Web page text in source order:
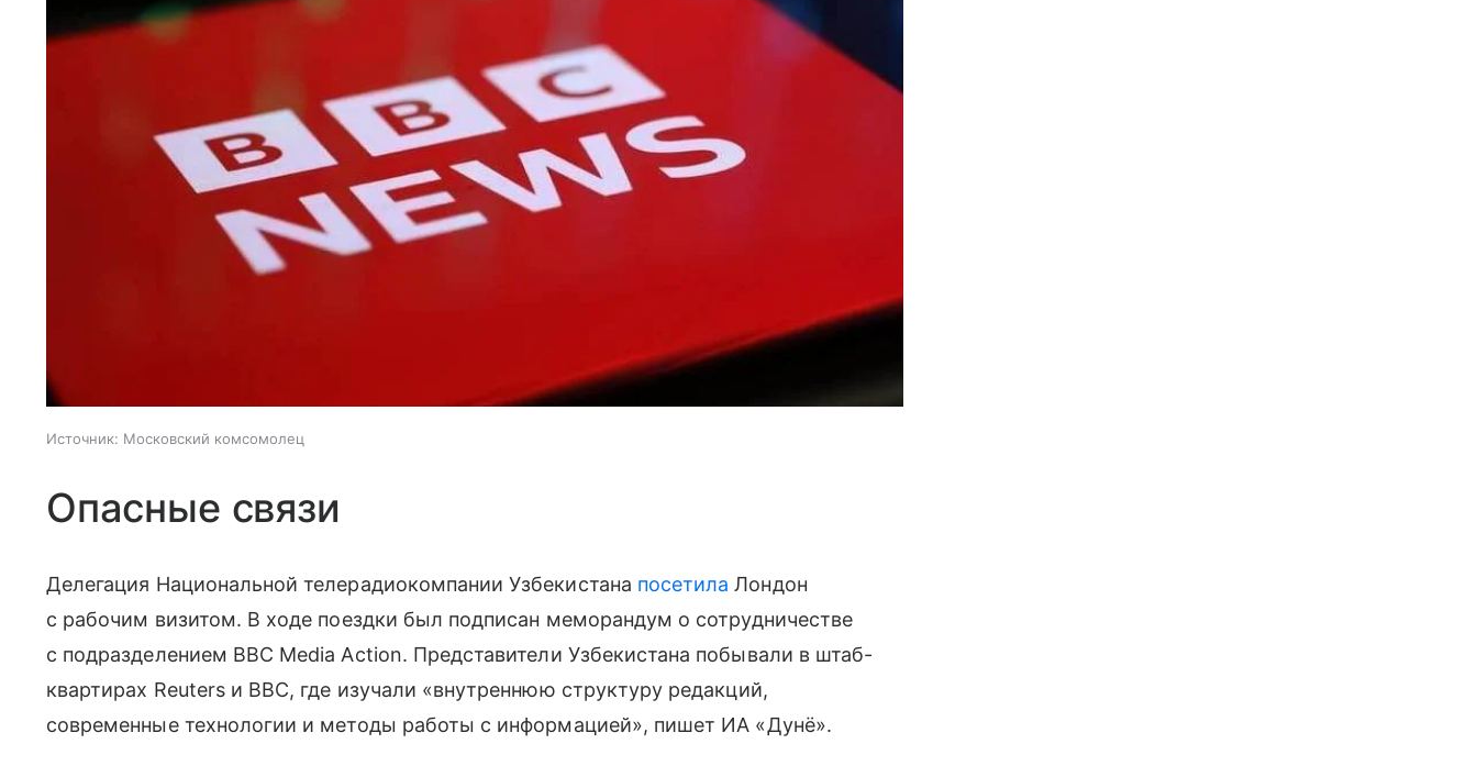
Источник: Московский комсомолец
Опасные связи
Делегация Национальной телерадиокомпании Узбекистана посетила Лондон
с рабочим визитом. В ходе поездки был подписан меморандум о сотрудничестве
с подразделением BBC Media Action. Представители Узбекистана побывали в штаб-
квартирах Reuters и BBC, где изучали «внутреннюю структуру редакций,
современные технологии и методы работы с информацией», пишет ИА «Дунё».